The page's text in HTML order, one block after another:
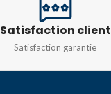
Satisfaction client
Satisfaction garantie